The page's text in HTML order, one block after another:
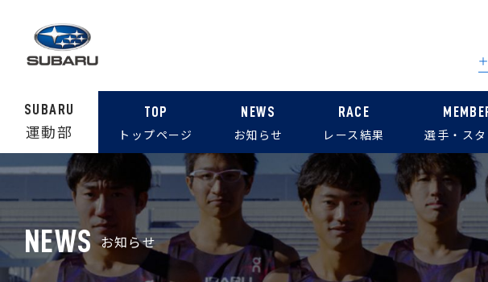
SUBARU
運動部
TOP
トップページ
NEWS
お知らせ
RACE
レース結果 選手・スタ
NEWS お知らせ